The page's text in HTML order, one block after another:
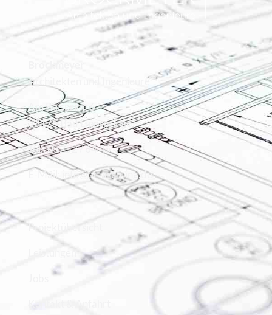
Architekten und Ingenieure
Am Beispring 6
33175 Bad Lippspringe
Tel.: 05252 / 64 46
E-Mail: info@br-arch-ing.de
Projektübersicht
Kontakt & Anfahrt